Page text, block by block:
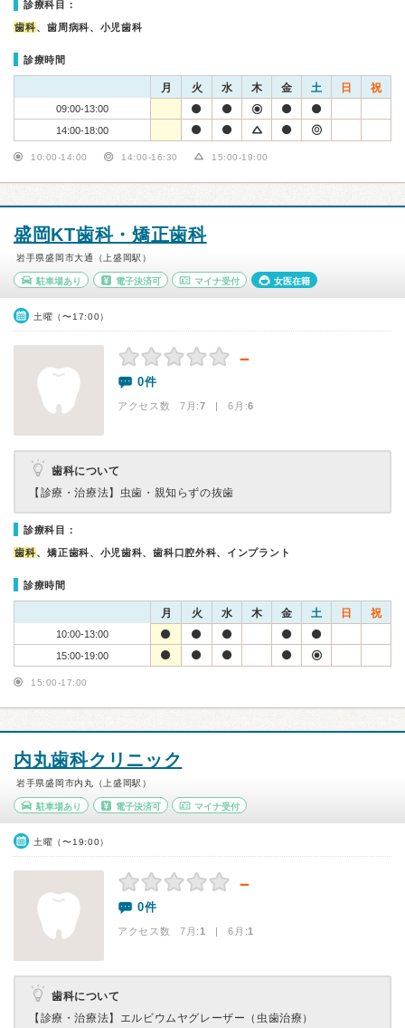
診療科目：
歯科、歯周病科、小児歯科
診療時間
月 火 水 木 金 土 日 祝
09:00-13:00
14:00-18:00
10:00-14:00 14:00-16:30 15:00-19:00
盛岡KT歯科・矯正歯科
岩手県盛岡市大通（上盛岡駅）
駐車場あり 電子決済可 マイナ受付 女医在籍
土曜（〜17:00）
－
0件
アクセス数 7月:7 | 6月:6
歯科について
【診療・治療法】 虫歯・親知らずの抜歯
診療科目：
歯科、矯正歯科、小児歯科、歯科口腔外科、インプラント
診療時間
月 火 水 木 金 土 日 祝
10:00-13:00
15:00-19:00
15:00-17:00
内丸歯科クリニック
岩手県盛岡市内丸（上盛岡駅）
駐車場あり 電子決済可 マイナ受付
土曜（〜19:00）
－
0件
アクセス数 7月:1 | 6月:1
歯科について
【診療・治療法】 エルビウムヤグレーザー（虫歯治療）